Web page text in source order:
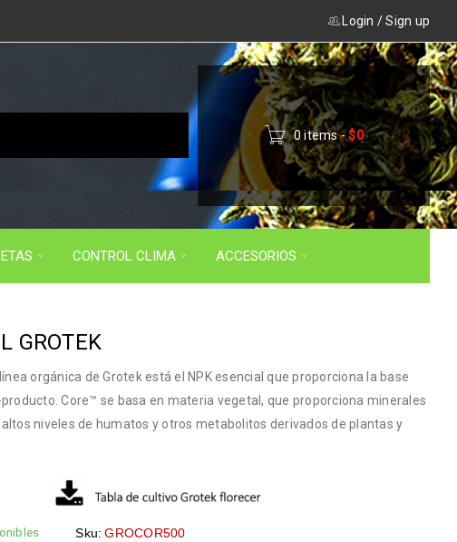
Login /Sign up
0 items - $0
CONTROL CLIMA ACCESORIOS
GROTEK
orgánica de Grotek está el NPK esencial que proporciona la base
Core™ se basa en materia vegetal, que proporciona minerales
niveles de humatos y otros metabolitos derivados de plantas y
Sku: GROCOR500